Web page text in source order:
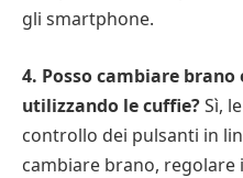
gli smartphone.
4. Posso cambiare
utilizzando le cuffie?Sì,
controllo dei pulsanti in
cambiare brano, regolare